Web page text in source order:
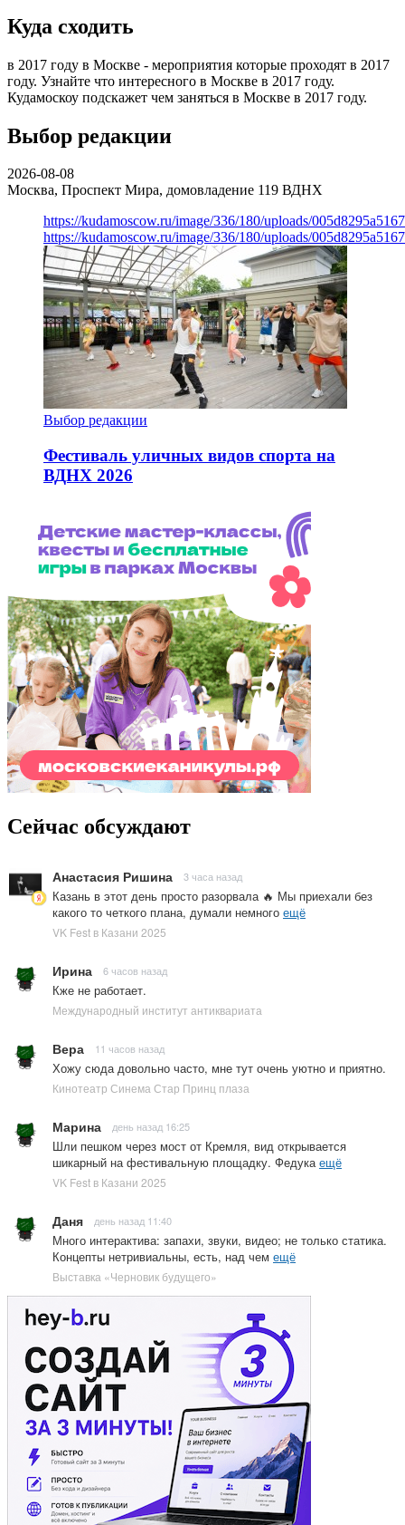
Куда сходить
в 2017 году в Москве - мероприятия которые проходят в 2017
году. Узнайте что интересного в Москве в 2017 году.
Кудамоскоу подскажет чем заняться в Москве в 2017 году.
Выбор редакции
2026-08-08
Москва, Проспект Мира, домовладение 119 ВДНХ
https://kudamoscow.ru/image/336/180/uploads/
https://kudamoscow.ru/image/336/180/uploads/
Выбор редакции
Фестиваль уличных видов спорта на
ВДНХ 2026
Сейчас обсуждают
Анастасия Ришина 3 часа назад
Казань в этот день просто разорвала 🔥 Мы приехали без
какого то четкого плана, думали немного ещё
VK Fest в Казани 2025
Ирина 6 часов назад
Кже не работает.
Международный институт антиквариата
Вера 11 часов назад
Хожу сюда довольно часто, мне тут очень уютно и приятно.
Кинотеатр Синема Стар Принц плаза
Марина день назад 16:25
Шли пешком через мост от Кремля, вид открывается
шикарный на фестивальную площадку. Федука ещё
VK Fest в Казани 2025
Даня день назад 11:40
Много интерактива: запахи, звуки, видео; не только статика.
Концепты нетривиальны, есть, над чем ещё
Выставка «Черновик будущего»